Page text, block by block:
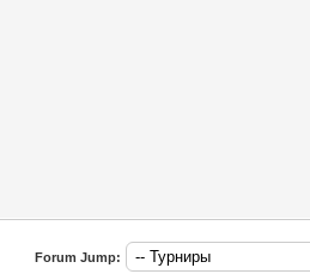
Forum Jump: